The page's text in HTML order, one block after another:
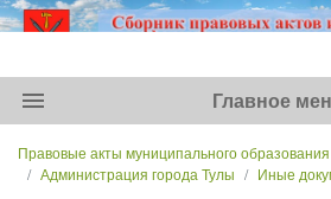
menu Главное
Правовые акты муниципального образования
Администрация города Тулы
Иные